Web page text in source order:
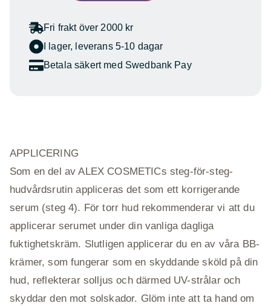
Fri frakt över 2000 kr
I lager, leverans 5-10 dagar
Betala säkert med Swedbank Pay
APPLICERING
Som en del av ALEX COSMETICs steg-för-steg-
hudvårdsrutin appliceras det som ett korrigerande
serum (steg 4). För torr hud rekommenderar vi att du
applicerar serumet under din vanliga dagliga
fuktighetskräm. Slutligen applicerar du en av våra BB-
krämer, som fungerar som en skyddande sköld på din
hud, reflekterar solljus och därmed UV-strålar och
skyddar den mot solskador. Glöm inte att ta hand om